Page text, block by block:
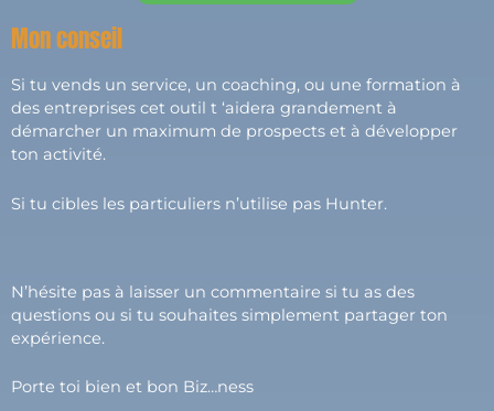
Mon conseil
Si tu vends un service, un coaching, ou une formation à
des entreprises cet outil t ‘aidera grandement à
démarcher un maximum de prospects et à développer
ton activité.
Si tu cibles les particuliers n’utilise pas Hunter.
N’hésite pas à laisser un commentaire si tu as des
questions ou si tu souhaites simplement partager ton
expérience.
Porte toi bien et bon Biz…ness